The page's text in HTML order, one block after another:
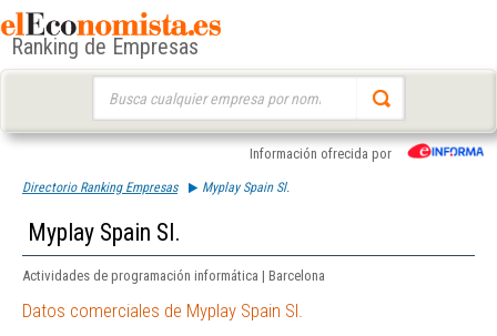
Ranking de Empresas
Información ofrecida por
Directorio Ranking Empresas Myplay Spain Sl.
Myplay Spain Sl.
Actividades de programación informática | Barcelona
Datos comerciales de Myplay Spain Sl.